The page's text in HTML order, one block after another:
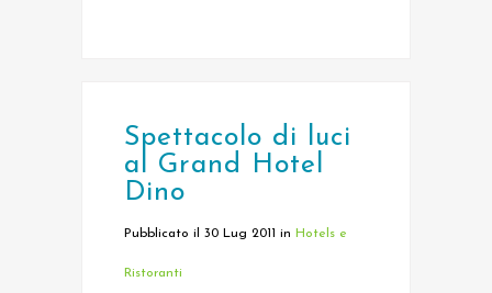
Spettacolo di luci
al Grand Hotel
Dino
Pubblicato il 30 Lug 2011 in Hotels e
Ristoranti